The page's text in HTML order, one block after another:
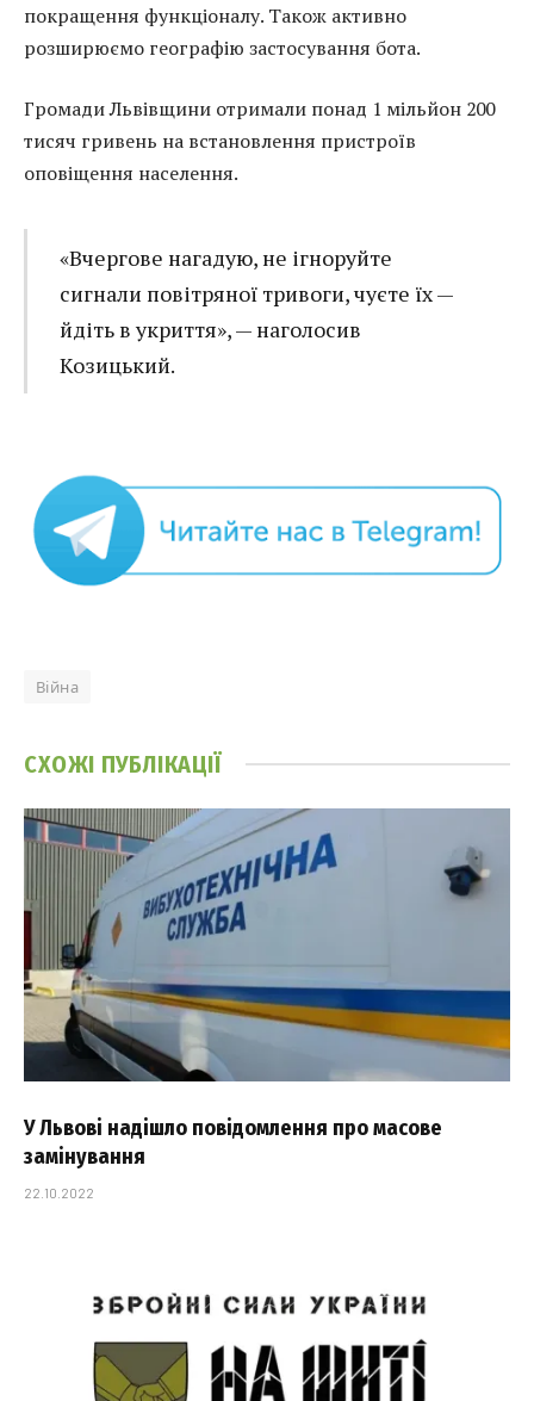
покращення функціоналу. Також активно
розширюємо географію застосування бота.
Громади Львівщини отримали понад 1 мільйон 200
тисяч гривень на встановлення пристроїв
оповіщення населення.
«Вчергове нагадую, не ігноруйте
сигнали повітряної тривоги, чуєте їх —
йдіть в укриття», — наголосив
Козицький.
Війна
СХОЖІ ПУБЛІКАЦІЇ
У Львові надішло повідомлення про масове
замінування
22.10.2022